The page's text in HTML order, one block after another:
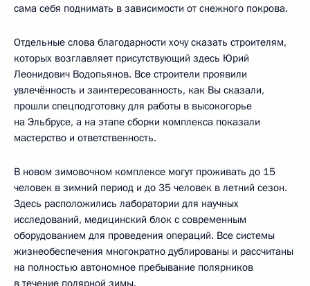
сама себя поднимать в зависимости от снежного покрова.
Отдельные слова благодарности хочу сказать строителям,
которых возглавляет присутствующий здесь Юрий
Леонидович Водопьянов. Все строители проявили
увлечённость и заинтересованность, как Вы сказали,
прошли спецподготовку для работы в высокогорье
на Эльбрусе, а на этапе сборки комплекса показали
мастерство и ответственность.
В новом зимовочном комплексе могут проживать до 15
человек в зимний период и до 35 человек в летний сезон.
Здесь расположились лаборатории для научных
исследований, медицинский блок с современным
оборудованием для проведения операций. Все системы
жизнеобеспечения многократно дублированы и рассчитаны
на полностью автономное пребывание полярников
в течение полярной зимы.